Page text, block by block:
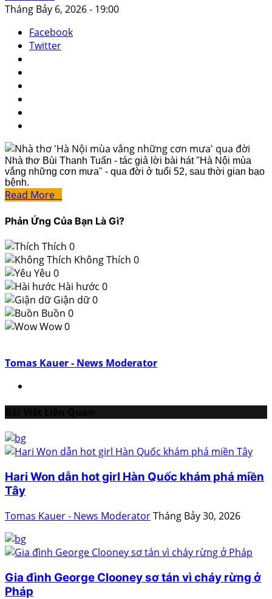
Tháng Bảy 6, 2026 - 19:00
Facebook
Twitter
Nhà thơ Bùi Thanh Tuấn - tác giả lời bài hát "Hà Nội mùa
vắng những cơn mưa" - qua đời ở tuổi 52, sau thời gian bạo
bệnh.
Read More
Phản Ứng Của Bạn Là Gì?
Thích 0
Không Thích 0
Yêu 0
Hài hước 0
Giận dữ0
Buồn 0
Wow0
Tomas Kauer - News Moderator
Hari Won dẫn hot girl Hàn Quốc khám phá miền
Tây
Tomas Kauer - News ModeratorTháng Bảy 30, 2026
Gia đình George Clooney sơ tán vì cháy rừng ở
Pháp